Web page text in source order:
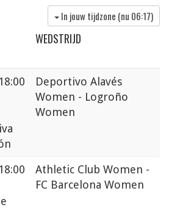
In jouw tijdzone (nu 06:17)
WEDSTRIJD
Deportivo Alavés
Women - Logroño
Women
Athletic Club Women -
FC Barcelona Women